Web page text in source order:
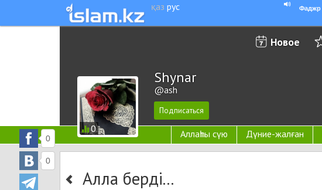
қаз рус Фаджр
Новое
0
Shynar
@ash
Аллаһты сүю Дүние-жалған
Алла берді...
0
0